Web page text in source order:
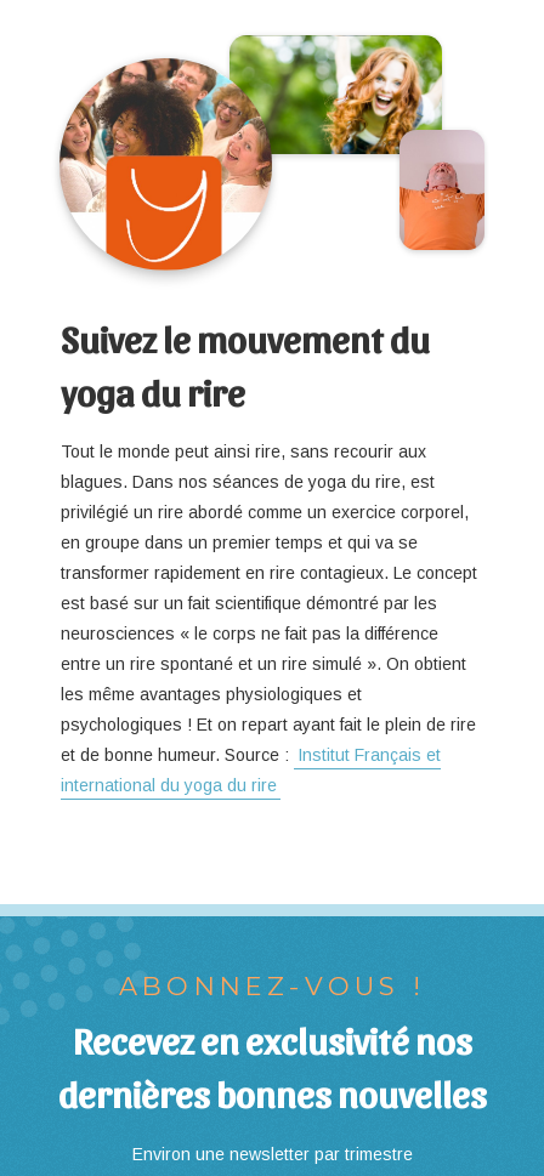
Suivez le mouvement du
yoga du rire
Tout le monde peut ainsi rire, sans recourir aux
blagues. Dans nos séances de yoga du rire, est
privilégié un rire abordé comme un exercice corporel,
en groupe dans un premier temps et qui va se
transformer rapidement en rire contagieux. Le concept
est basé sur un fait scientifique démontré par les
neurosciences « le corps ne fait pas la différence
entre un rire spontané et un rire simulé ». On obtient
les même avantages physiologiques et
psychologiques ! Et on repart ayant fait le plein de rire
et de bonne humeur. Source : Institut Français et
international du yoga du rire
ABONNEZ-VOUS !
Recevez en exclusivité nos
dernières bonnes nouvelles
Environ une newsletter par trimestre